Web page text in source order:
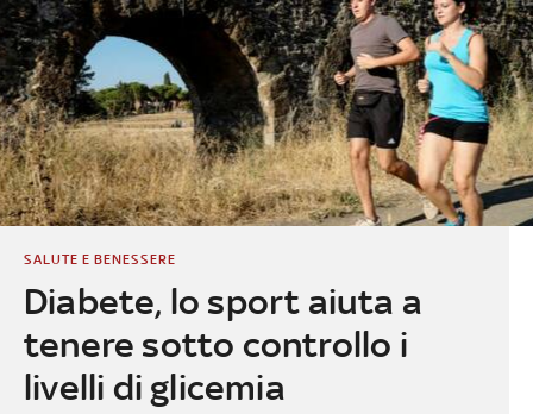
Diabete, lo sport aiuta a
tenere sotto controllo i
livelli di glicemia
SALUTE E BENESSERE